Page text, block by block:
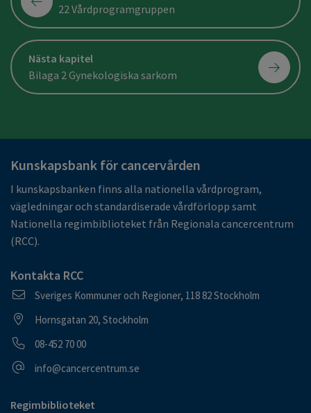
22 Vårdprogramgruppen
Nästa kapitel
Bilaga 2 Gynekologiska sarkom
Kunskapsbank för cancervården
I kunskapsbanken finns alla nationella vårdprogram,
vägledningar och standardiserade vårdförlopp samt
Nationella regimbiblioteket från Regionala cancercentrum
(RCC).
Kontakta RCC
Postadress
Sveriges Kommuner och Regioner, 118 82 Stockholm
Besöksadress
Hornsgatan 20, Stockholm
Telefonnummer
08-452 70 00
E-postadress
info@cancercentrum.se
Regimbiblioteket